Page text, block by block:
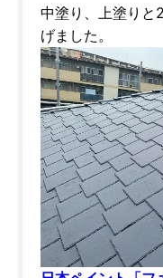
中塗り、上塗りと
げました。